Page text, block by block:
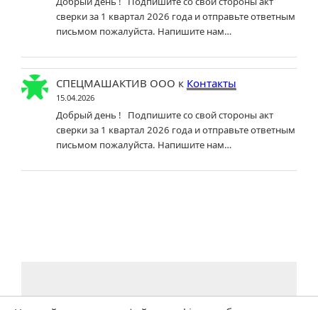
сверки за 1 квартал 2026 года и отправьте ответным
письмом пожалуйста. Напишите нам…
СПЕЦМАШАКТИВ ООО к Контакты
15.04.2026
Добрый день ! Подпишите со свой стороны акт
сверки за 1 квартал 2026 года и отправьте ответным
письмом пожалуйста. Напишите нам…